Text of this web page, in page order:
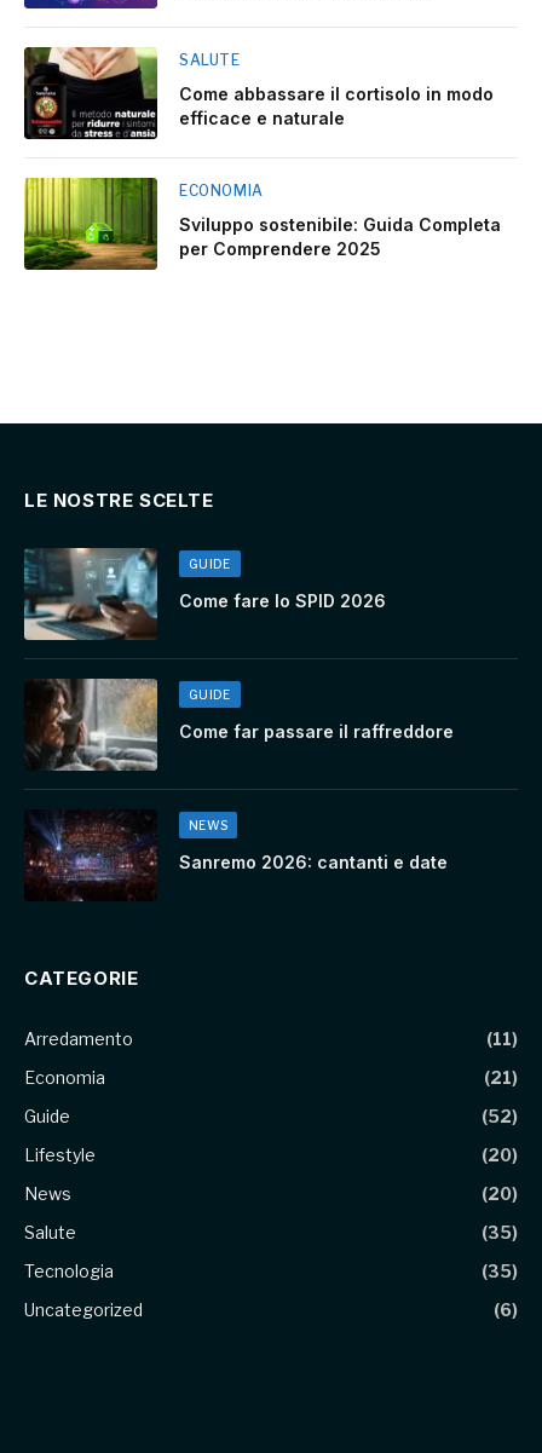
SALUTE
Come abbassare il cortisolo in modo
efficace e naturale
ECONOMIA
Sviluppo sostenibile: Guida Completa
per Comprendere 2025
LE NOSTRE SCELTE
GUIDE
Come fare lo SPID 2026
GUIDE
Come far passare il raffreddore
NEWS
Sanremo 2026: cantanti e date
CATEGORIE
Arredamento
(11)
Economia
(21)
Guide
(52)
Lifestyle
(20)
News
(20)
Salute
(35)
Tecnologia
(35)
Uncategorized
(6)